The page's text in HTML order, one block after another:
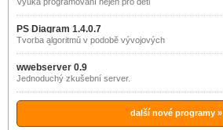
PS Diagram 1.4.0.7
Tvorba algoritmů v podobě vývojových
diagramů.
wwebserver 0.9
Jednoduchý zkušební server.
další nové programy »